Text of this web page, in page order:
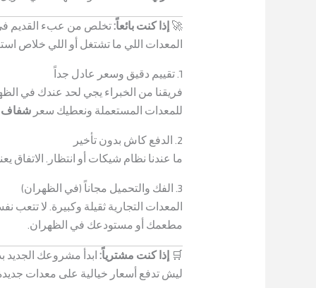
🚀 إذا كنت بائعاً:تخلص من عبء القديم
المعدات اللي ما تشتغل أو اللي خلاص
1. تقييم دقيق وسعر عادل جداً
فريقنا من الخبراء يجي لحد عندك في
للمعدات المستعملة ونعطيك سعر شفاف
2. الدفع كاش بدون تأخير
ما عندنا نظام شيكات أو انتظار. الاتفاق
3. الفك والتحميل مجاناً (في الظهران)
المعدات التجارية ثقيلة وكبيرة. لا
مطعمك أو مستودعك في الظهران.
🛒 إذا كنت مشترياً:ابدأ مشروعك الجديد
ليش تدفع أسعار خيالية على معدات